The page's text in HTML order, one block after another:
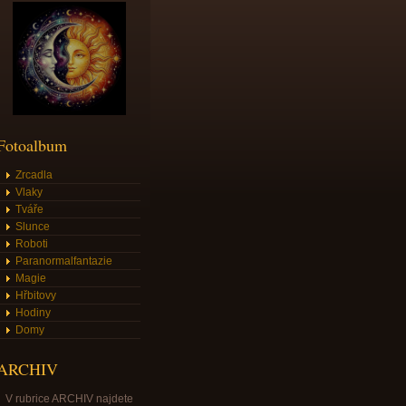
Zrcadla
Vlaky
Tváře
Slunce
Roboti
Paranormalfantazie
Magie
Hřbitovy
Hodiny
Domy
V rubrice ARCHIV najdete